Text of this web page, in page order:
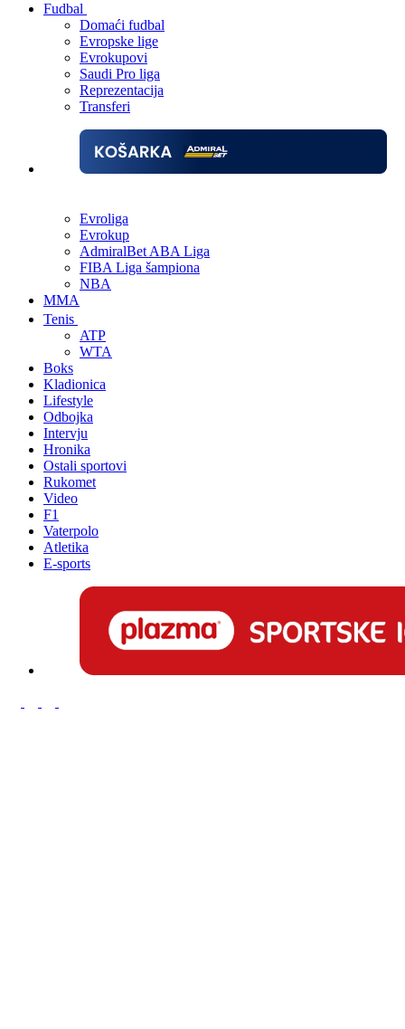
Fudbal
Domaći fudbal
Evropske lige
Evrokupovi
Saudi Pro liga
Reprezentacija
Transferi
Evroliga
Evrokup
AdmiralBet ABA Liga
FIBA Liga šampiona
NBA
MMA
Tenis
ATP
WTA
Boks
Kladionica
Lifestyle
Odbojka
Intervju
Hronika
Ostali sportovi
Rukomet
Video
F1
Vaterpolo
Atletika
E-sports